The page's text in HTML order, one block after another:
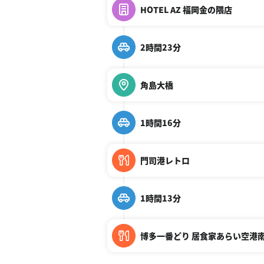
HOTEL AZ 福岡金の隈店
2時間23分
角島大橋
1時間16分
門司港レトロ
1時間13分
博多一番どり 居食家あらい空港